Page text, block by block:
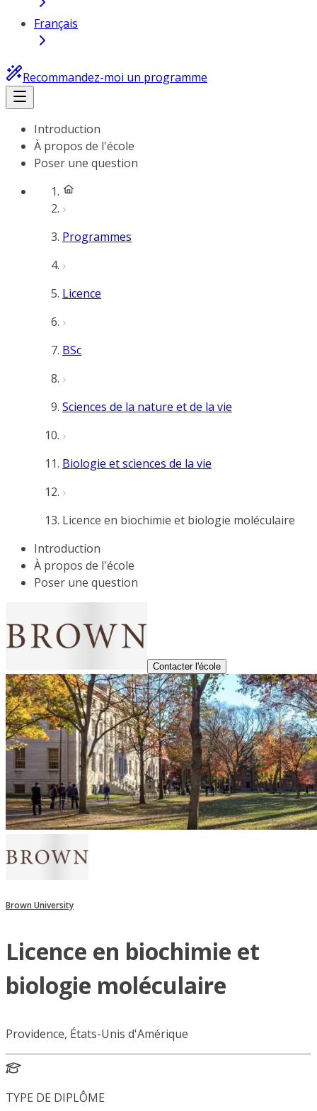
Français
Recommandez-moi un programme
Introduction
À propos de l'école
Poser une question
Programmes
Licence
BSc
Sciences de la nature et de la vie
Biologie et sciences de la vie
Licence en biochimie et biologie moléculaire
Introduction
À propos de l'école
Poser une question
Contacter l'école
Brown University
Licence en biochimie et
biologie moléculaire
Providence, États-Unis d'Amérique
TYPE DE DIPLÔME